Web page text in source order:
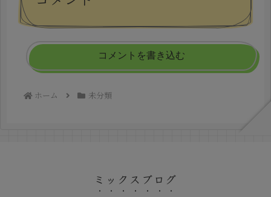
コメントを書き込む
ホーム 未分類
ミックスブログ